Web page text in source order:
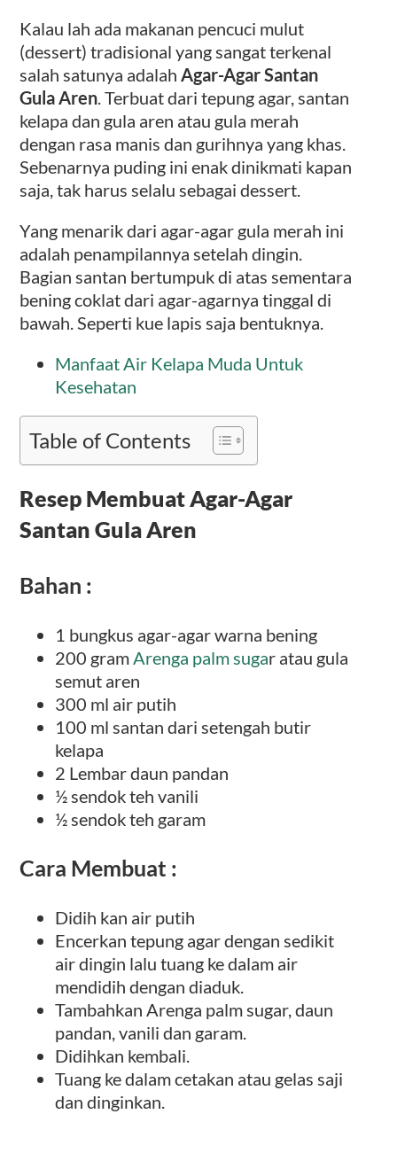
Kalau lah ada makanan pencuci mulut
(dessert) tradisional yang sangat terkenal
salah satunya adalahAgar-Agar Santan
Gula Aren. Terbuat dari tepung agar, santan
kelapa dan gula aren atau gula merah
dengan rasa manis dan gurihnya yang khas.
Sebenarnya puding ini enak dinikmati kapan
saja, tak harus selalu sebagai dessert.
Yang menarik dari agar-agar gula merah ini
adalah penampilannya setelah dingin.
Bagian santan bertumpuk di atas sementara
bening coklat dari agar-agarnya tinggal di
bawah. Seperti kue lapis saja bentuknya.
Manfaat Air Kelapa Muda Untuk
Kesehatan
Table of Contents
Resep Membuat Agar-Agar
Santan Gula Aren
Bahan :
1 bungkus agar-agar warna bening
200 gram Arenga palm sugar atau gula
semut aren
300 ml air putih
100 ml santan dari setengah butir
kelapa
2 Lembar daun pandan
½ sendok teh vanili
½ sendok teh garam
Cara Membuat :
Didih kan air putih
Encerkan tepung agar dengan sedikit
air dingin lalu tuang ke dalam air
mendidih dengan diaduk.
Tambahkan Arenga palm sugar, daun
pandan, vanili dan garam.
Didihkan kembali.
Tuang ke dalam cetakan atau gelas saji
dan dinginkan.